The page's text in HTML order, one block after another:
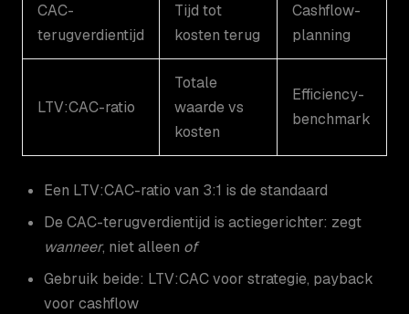
CAC-
terugverdientijd
Tijd tot
kosten terug
Cashflow-
planning
LTV:CAC-ratio
Totale
waarde vs
kosten
Efficiency-
benchmark
Een LTV:CAC-ratio van 3:1 is de standaard
De CAC-terugverdientijd is actiegerichter: zegt
wanneer, niet alleen of
Gebruik beide: LTV:CAC voor strategie, payback
voor cashflow